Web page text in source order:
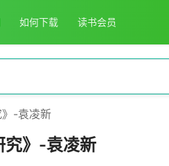
如何下载 读书会员
》-袁凌新
究》-袁凌新